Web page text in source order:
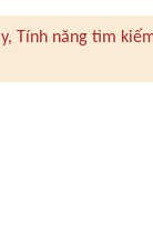
Tính năng tìm